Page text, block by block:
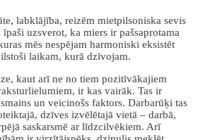
labklājība, reizēm mietpilsoniska sevis
īpaši uzsverot, ka miers ir pašsaprotama
mēs nespējam harmoniski eksistēt
laikam, kurā dzīvojam.
kaut arī ne no tiem pozitīvākajiem
ir kas vairāk. Tas ir
un veicinošs faktors. Darbarūķi tas
dzīves izvēlētajā vietā – darbā,
saskarsmē ar līdzcilvēkiem. Arī